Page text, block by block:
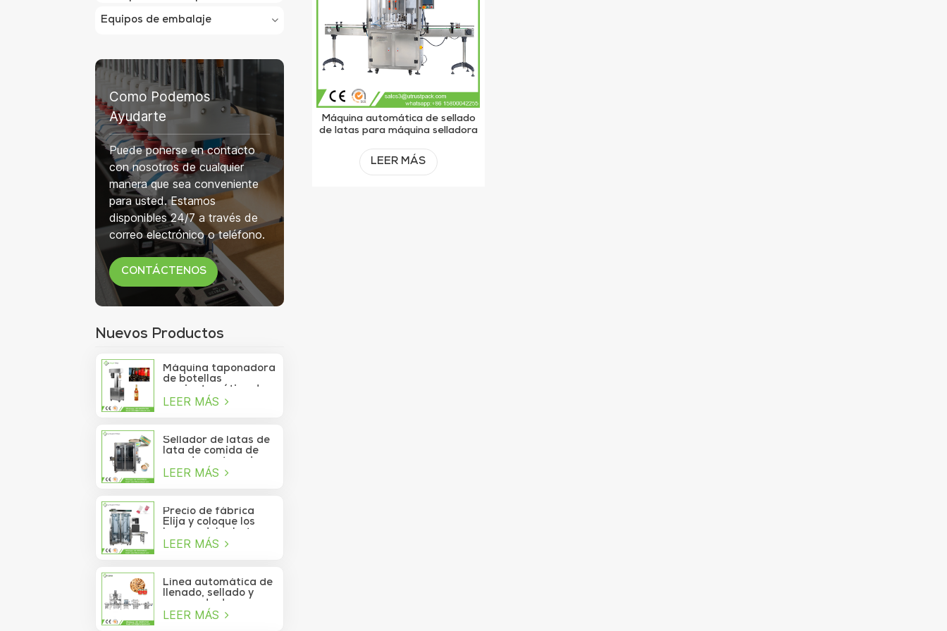
Equipos de embalaje
Como Podemos
Ayudarte
Puede ponerse en contacto
con nosotros de cualquier
manera que sea conveniente
para usted. Estamos
disponibles 24/7 a través de
correo electrónico o teléfono.
CONTÁCTENOS
Nuevos Productos
Máquina taponadora
de botellas
semiautomática de
750 ml para botellas
LEER MÁS
Sellador de latas de
lata de comida de
mar de contenedor
de vacío de sardina
LEER MÁS
Precio de fábrica
Elija y coloque los
Delta para la bolsita
LEER MÁS
Línea automática de
llenado, sellado y
envasado de
alimentos para
LEER MÁS
Máquina automática de sellado
de latas para máquina selladora
orgánicas
LEER MÁS